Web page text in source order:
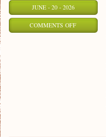
JUNE - 20 - 2026
COMMENTS OFFON